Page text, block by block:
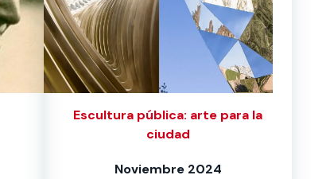
Escultura pública: arte para la
ciudad
Noviembre 2024